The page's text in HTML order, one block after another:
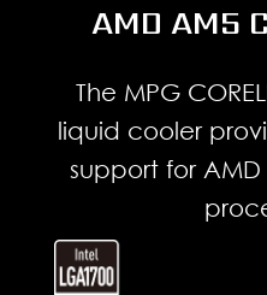
AMD AM5
The MPG
liquid cooler
support for AMD